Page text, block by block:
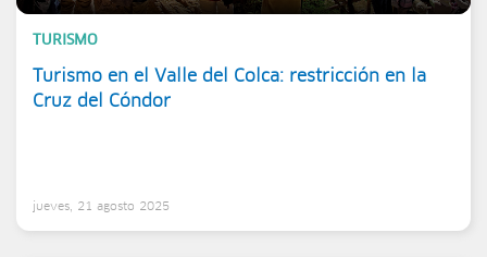
TURISMO
Turismo en el Valle del Colca: restricción en la
Cruz del Cóndor
jueves, 21 agosto 2025